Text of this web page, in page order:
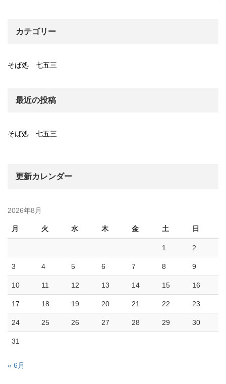
カテゴリー
そば処 七五三
最近の投稿
そば処 七五三
更新カレンダー
2026年8月
月 火 水 木 金 土 日
1 2
3 4 5 6 7 8 9
10 11 12 13 14 15 16
17 18 19 20 21 22 23
24 25 26 27 28 29 30
31
« 6月